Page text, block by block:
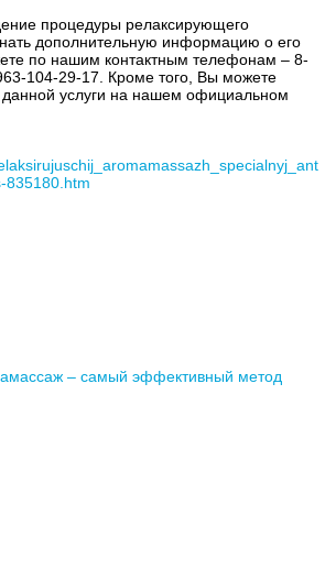
процедуры релаксирующего
дополнительную информацию о его
по нашим контактным телефонам – 8-
104-29-17. Кроме того, Вы можете
данной услуги на нашем официальном
835180.htm
– самый эффективный метод